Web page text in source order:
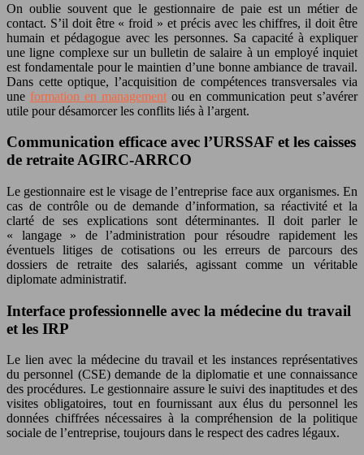
On oublie souvent que le gestionnaire de paie est un métier de
contact. S’il doit être « froid » et précis avec les chiffres, il doit être
humain et pédagogue avec les personnes. Sa capacité à expliquer
une ligne complexe sur un bulletin de salaire à un employé inquiet
est fondamentale pour le maintien d’une bonne ambiance de travail.
Dans cette optique, l’acquisition de compétences transversales via
une formation en management ou en communication peut s’avérer
utile pour désamorcer les conflits liés à l’argent.
Communication efficace avec l’URSSAF et les caisses
de retraite AGIRC-ARRCO
Le gestionnaire est le visage de l’entreprise face aux organismes. En
cas de contrôle ou de demande d’information, sa réactivité et la
clarté de ses explications sont déterminantes. Il doit parler le
« langage » de l’administration pour résoudre rapidement les
éventuels litiges de cotisations ou les erreurs de parcours des
dossiers de retraite des salariés, agissant comme un véritable
diplomate administratif.
Interface professionnelle avec la médecine du travail
et les IRP
Le lien avec la médecine du travail et les instances représentatives
du personnel (CSE) demande de la diplomatie et une connaissance
des procédures. Le gestionnaire assure le suivi des inaptitudes et des
visites obligatoires, tout en fournissant aux élus du personnel les
données chiffrées nécessaires à la compréhension de la politique
sociale de l’entreprise, toujours dans le respect des cadres légaux.